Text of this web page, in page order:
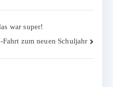
war super!
Fahrt zum neuen Schuljahr